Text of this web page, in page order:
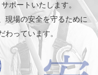
サポートいたします。
現場の安全を守るために
わっています。